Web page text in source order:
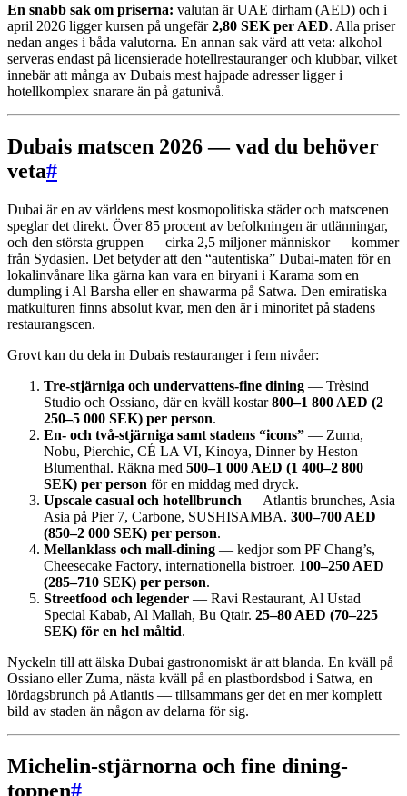
En snabb sak om priserna: valutan är UAE dirham (AED) och i
april 2026 ligger kursen på ungefär2,80 SEK per AED. Alla priser
nedan anges i båda valutorna. En annan sak värd att veta: alkohol
serveras endast på licensierade hotellrestauranger och klubbar, vilket
innebär att många av Dubais mest hajpade adresser ligger i
hotellkomplex snarare än på gatunivå.
Dubais matscen 2026 — vad du behöver
veta#
Dubai är en av världens mest kosmopolitiska städer och matscenen
speglar det direkt. Över 85 procent av befolkningen är utlänningar,
och den största gruppen — cirka 2,5 miljoner människor — kommer
från Sydasien. Det betyder att den “autentiska” Dubai-maten för en
lokalinvånare lika gärna kan vara en biryani i Karama som en
dumpling i Al Barsha eller en shawarma på Satwa. Den emiratiska
matkulturen finns absolut kvar, men den är i minoritet på stadens
restaurangscen.
Grovt kan du dela in Dubais restauranger i fem nivåer:
Tre-stjärniga och undervattens-fine dining — Trèsind
Studio och Ossiano, där en kväll kostar800–1 800 AED (2
250–5 000 SEK) per person.
En- och två-stjärniga samt stadens “icons” — Zuma,
Nobu, Pierchic, CÉ LA VI, Kinoya, Dinner by Heston
Blumenthal. Räkna med 500–1 000 AED (1 400–2 800
SEK) per person för en middag med dryck.
Upscale casual och hotellbrunch — Atlantis brunches, Asia
Asia på Pier 7, Carbone, SUSHISAMBA. 300–700 AED
(850–2 000 SEK) per person.
Mellanklass och mall-dining — kedjor som PF Chang’s,
Cheesecake Factory, internationella bistroer. 100–250 AED
(285–710 SEK) per person.
Streetfood och legender — Ravi Restaurant, Al Ustad
Special Kabab, Al Mallah, Bu Qtair. 25–80 AED (70–225
SEK) för en hel måltid.
Nyckeln till att älska Dubai gastronomiskt är att blanda. En kväll på
Ossiano eller Zuma, nästa kväll på en plastbordsbod i Satwa, en
lördagsbrunch på Atlantis — tillsammans ger det en mer komplett
bild av staden än någon av delarna för sig.
Michelin-stjärnorna och fine dining-
toppen#